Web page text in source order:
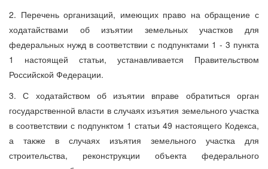
2. Перечень организаций, имеющих право на обращение с
ходатайствами об изъятии земельных участков для
федеральных нужд в соответствии с подпунктами 1 - 3 пункта
1 настоящей статьи, устанавливается Правительством
Российской Федерации.
3. С ходатайством об изъятии вправе обратиться орган
государственной власти в случаях изъятия земельного участка
в соответствии с подпунктом 1 статьи 49 настоящего Кодекса,
а также в случаях изъятия земельного участка для
строительства, реконструкции объекта федерального